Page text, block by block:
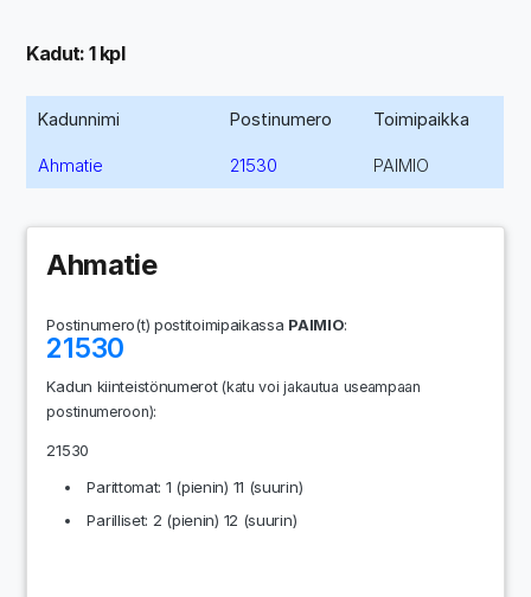
Kadut: 1 kpl
Kadunnimi Postinumero Toimipaikka
Ahmatie 21530 PAIMIO
Ahmatie
Postinumero(t) postitoimipaikassa PAIMIO:
21530
Kadun kiinteistönumerot(katu voi jakautua useampaan
postinumeroon):
21530
Parittomat: 1 (pienin) 11 (suurin)
Parilliset: 2 (pienin) 12 (suurin)